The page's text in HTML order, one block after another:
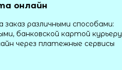
онлайн
различными способами:
банковской картой курьеру
через платежные сервисы